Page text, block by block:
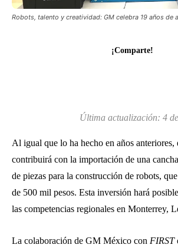
Robots, talento y creatividad: GM celebra 19 años de
¡Comparte!
Última actualización: 4
Al igual que lo ha hecho en años
contribuirá con la importación de una
de piezas para la construcción de robots,
de 500 mil pesos. Esta inversión hará
las competencias regionales en Monterrey,
La colaboración de GM México con FIRST